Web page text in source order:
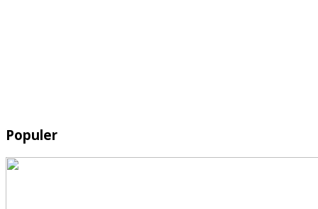
Populer